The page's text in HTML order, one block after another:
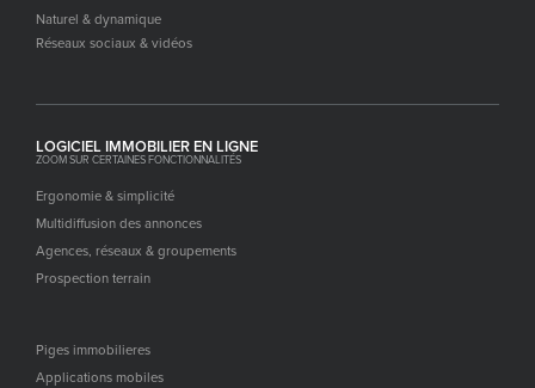
Naturel & dynamique
Réseaux sociaux & vidéos
LOGICIEL IMMOBILIER EN LIGNE
ZOOM SUR CERTAINES FONCTIONNALITÉS
Ergonomie & simplicité
Multidiffusion des annonces
Agences, réseaux & groupements
Prospection terrain
Piges immobilieres
Applications mobiles